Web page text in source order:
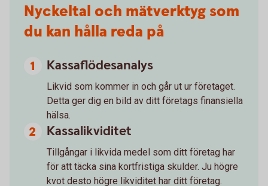
Nyckeltal och mätverktyg som
du kan hålla reda på
Kassaflödesanalys
Likvid som kommer in och går ut ur företaget.
Detta ger dig en bild av ditt företags finansiella
hälsa.
Kassalikviditet
Tillgångar i likvida medel som ditt företag har
för att täcka sina kortfristiga skulder. Ju högre
kvot desto högre likviditet har ditt företag.